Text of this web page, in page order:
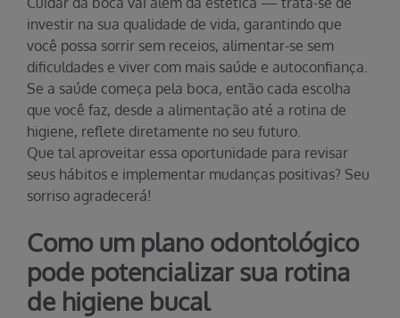
investir na sua qualidade de vida, garantindo que
você possa sorrir sem receios, alimentar-se sem
dificuldades e viver com mais saúde e autoconfiança.
Se a saúde começa pela boca, então cada escolha
que você faz, desde a alimentação até a rotina de
higiene, reflete diretamente no seu futuro.
Que tal aproveitar essa oportunidade para revisar
seus hábitos e implementar mudanças positivas? Seu
sorriso agradecerá!
Como um plano odontológico
pode potencializar sua rotina
de higiene bucal